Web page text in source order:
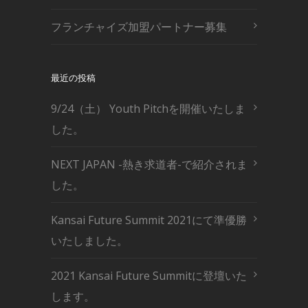
フランチャイズ加盟パートナー募集
最近の投稿
9/24（土） Youth Pitchを開催いたしま
した。
NEXT JAPAN -熱き求道者-で紹介されま
した。
Kansai Future Summit 2021にて準優勝
いたしました。
2021 Kansai Future Summitに登壇いた
します。